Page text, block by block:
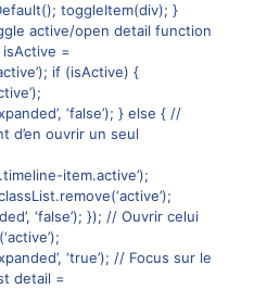
toggleItem(div); }
active/open detail function
=
if (isActive) {
‘false’); } else { //
d’en ouvrir un seul
item.active’);
‘false’); }); // Ouvrir celui
‘true’); // Focus sur le
detail =